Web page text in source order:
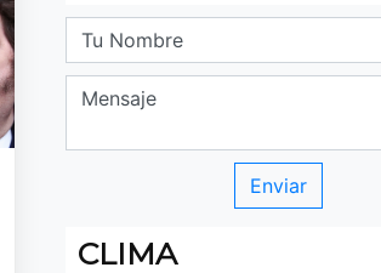
CLIMA